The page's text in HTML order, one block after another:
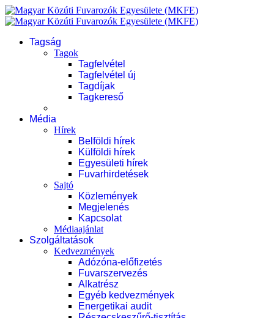
Tagság
Tagok
Tagfelvétel
Tagfelvétel új
Tagdíjak
Tagkereső
Média
Hírek
Belföldi hírek
Külföldi hírek
Egyesületi hírek
Fuvarhirdetések
Sajtó
Közlemények
Megjelenés
Kapcsolat
Médiaajánlat
Szolgáltatások
Kedvezmények
Adózóna-előfizetés
Fuvarszervezés
Alkatrész
Egyéb kedvezmények
Energetikai audit